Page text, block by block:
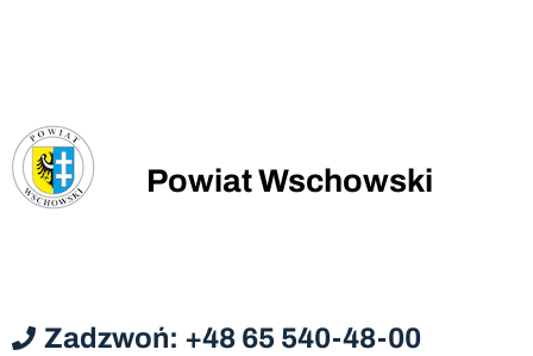
Powiat Wschowski
Zadzwoń: +48 65 540-48-00